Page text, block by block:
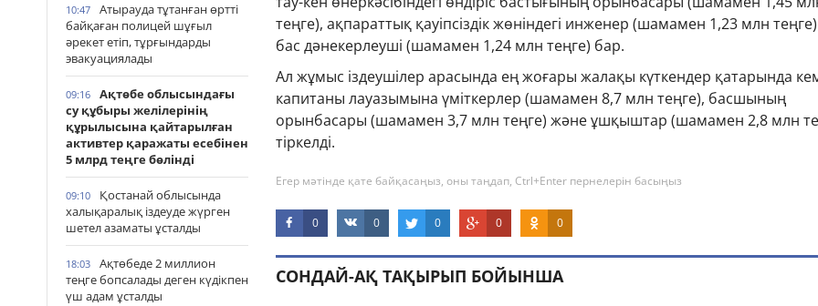
10:47
Атырауда тұтанған өртті
байқаған полицей шұғыл
әрекет етіп, тұрғындарды
эвакуациялады
09:16
Ақтөбе облысындағы
су құбыры желілерінің
құрылысына қайтарылған
активтер қаражаты есебінен
5 млрд теңге бөлінді
09:10
Қостанай облысында
халықаралық іздеуде жүрген
шетел азаматы ұсталды
18:03
Ақтөбеде 2 миллион
теңге бопсалады деген күдікпен
үш адам ұсталды
теңге), ақпараттық қауіпсіздік жөніндегі инженер (шамамен 1,23 млн
бас дәнекерлеуші (шамамен 1,24 млн теңге) бар.
Ал жұмыс іздеушілер арасында ең жоғары жалақы күткендер қатарында
капитаны лауазымына үміткерлер (шамамен 8,7 млн теңге), басшының
орынбасары (шамамен 3,7 млн теңге) және ұшқыштар (шамамен 2,8 млн
тіркелді.
Егер мәтінде қате байқасаңыз, оны таңдап, Ctrl+Enter пернелерін басыңыз
0 0 0 0 0
СОНДАЙ-АҚ ТАҚЫРЫП БОЙЫНША